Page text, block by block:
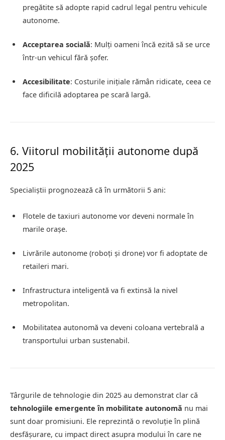
pregătite să adopte rapid cadrul legal pentru vehicule
autonome.
Acceptarea socială: Mulți oameni încă ezită să se urce
într-un vehicul fără șofer.
Accesibilitate: Costurile inițiale rămân ridicate, ceea ce
face dificilă adoptarea pe scară largă.
6. Viitorul mobilității autonome după
2025
Specialiștii prognozează că în următorii 5 ani:
Flotele de taxiuri autonome vor deveni normale în
marile orașe.
Livrările autonome (roboți și drone) vor fi adoptate de
retaileri mari.
Infrastructura inteligentă va fi extinsă la nivel
metropolitan.
Mobilitatea autonomă va deveni coloana vertebrală a
transportului urban sustenabil.
Târgurile de tehnologie din 2025 au demonstrat clar că
tehnologiile emergente în mobilitate autonomă nu mai
sunt doar promisiuni. Ele reprezintă o revoluție în plină
desfășurare, cu impact direct asupra modului în care ne